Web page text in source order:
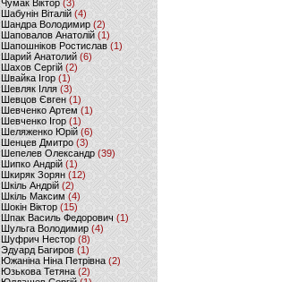
Чумак Віктор(3)
Шабунін Віталій (4)
Шандра Володимир (2)
Шаповалов Анатолій(1)
Шапошніков Ростислав(1)
Шарий Анатолий(6)
Шахов Сергій(2)
Швайка Ігор (1)
Шевляк Ілля (3)
Шевцов Євген (1)
Шевченко Артем(1)
Шевченко Ігор(1)
Шеляженко Юрій (6)
Шенцев Дмитро (3)
Шепелев Олександр (39)
Шипко Андрій(1)
Шкиряк Зорян(12)
Шкіль Андрій(2)
Шкіль Максим (4)
Шокін Віктор (15)
Шпак Василь Федорович (1)
Шульга Володимир (4)
Шуфрич Нестор(8)
Эдуард Багиров (1)
Южаніна Ніна Петрівна (2)
Юзькова Тетяна(2)